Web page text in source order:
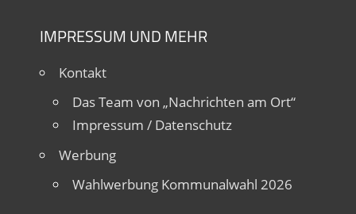
IMPRESSUM UND MEHR
Kontakt
Das Team von „Nachrichten am Ort“
Impressum / Datenschutz
Werbung
Wahlwerbung Kommunalwahl 2026